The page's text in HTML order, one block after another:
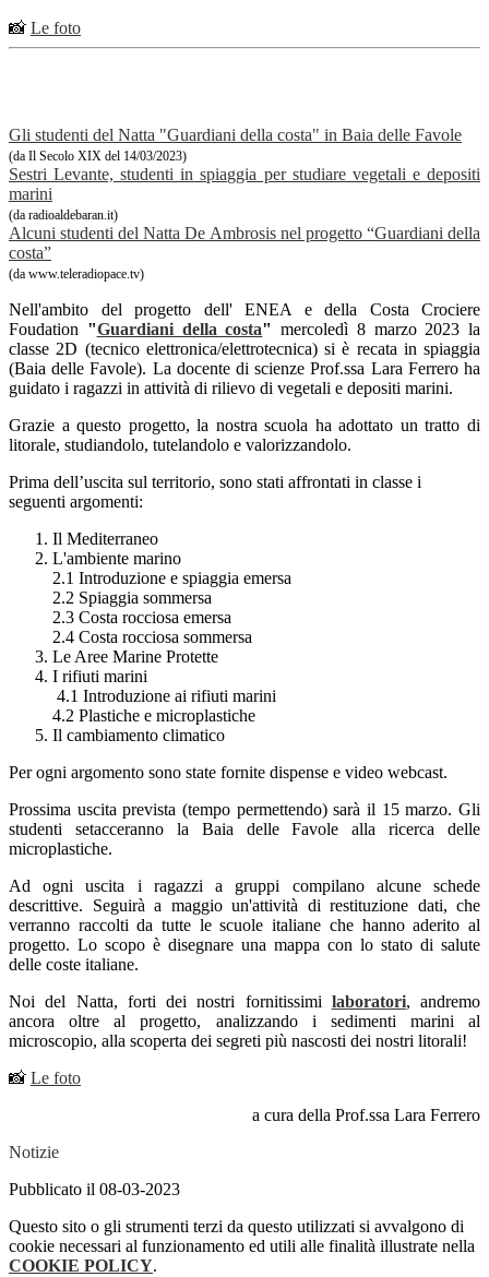
📸 Le foto
Gli studenti del Natta "Guardiani della costa" in Baia delle Favole
(da Il Secolo XIX del 14/03/2023)
Sestri Levante, studenti in spiaggia per studiare vegetali e depositi
marini
(da radioaldebaran.it)
Alcuni studenti del Natta De Ambrosis nel progetto “Guardiani della
costa”
(da www.teleradiopace.tv)
Nell'ambito del progetto dell' ENEA e della Costa Crociere
Foudation "Guardiani della costa" mercoledì 8 marzo 2023 la
classe 2D (tecnico elettronica/elettrotecnica) si è recata in spiaggia
(Baia delle Favole). La docente di scienze Prof.ssa Lara Ferrero ha
guidato i ragazzi in attività di rilievo di vegetali e depositi marini.
Grazie a questo progetto, la nostra scuola ha adottato un tratto di
litorale, studiandolo, tutelandolo e valorizzandolo.
Prima dell’uscita sul territorio, sono stati affrontati in classe i
seguenti argomenti:
Il Mediterraneo
L'ambiente marino
2.1 Introduzione e spiaggia emersa
2.2 Spiaggia sommersa
2.3 Costa rocciosa emersa
2.4 Costa rocciosa sommersa
Le Aree Marine Protette
I rifiuti marini
4.1 Introduzione ai rifiuti marini
4.2 Plastiche e microplastiche
Il cambiamento climatico
Per ogni argomento sono state fornite dispense e video webcast.
Prossima uscita prevista (tempo permettendo) sarà il 15 marzo. Gli
studenti setacceranno la Baia delle Favole alla ricerca delle
microplastiche.
Ad ogni uscita i ragazzi a gruppi compilano alcune schede
descrittive. Seguirà a maggio un'attività di restituzione dati, che
verranno raccolti da tutte le scuole italiane che hanno aderito al
progetto. Lo scopo è disegnare una mappa con lo stato di salute
delle coste italiane.
Noi del Natta, forti dei nostri fornitissimi laboratori, andremo
ancora oltre al progetto, analizzando i sedimenti marini al
microscopio, alla scoperta dei segreti più nascosti dei nostri litorali!
📸 Le foto
a cura della Prof.ssa Lara Ferrero
Notizie
Pubblicato il 08-03-2023
Questo sito o gli strumenti terzi da questo utilizzati si avvalgono di
cookie necessari al funzionamento ed utili alle finalità illustrate nella
COOKIE POLICY.